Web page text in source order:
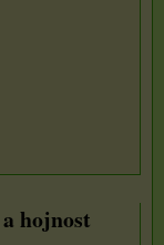
hojnost